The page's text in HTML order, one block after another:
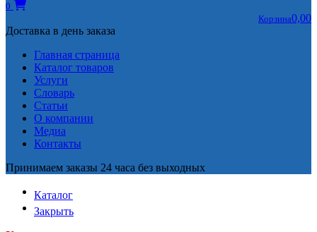
0
Корзина0,00
Доставка в день заказа
Главная страница
Каталог товаров
Услуги
Словарь
Статьи
О компании
Медиа
Контакты
Принимаем заказы 24 часа без выходных
Каталог
Закрыть